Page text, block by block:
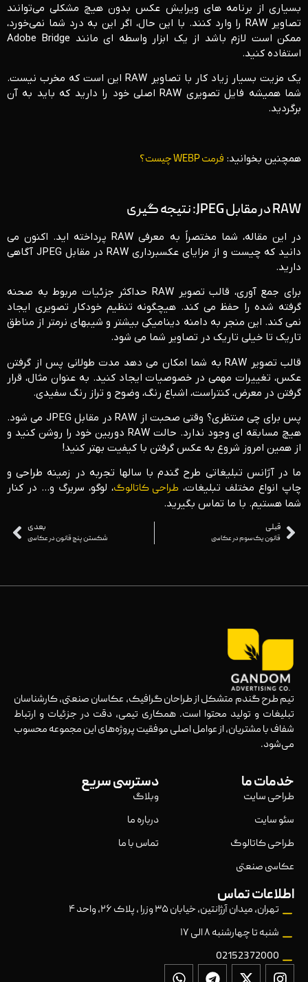
بسیاری از برنامه های ویرایش عکس بدون هیچ مشکلی می‌توانند
تصاویر RAW را وارد کنند. با این حال، اگر این به درد شما نمی‌خورد،
ممکن است لازم باشد از یک ابزار واسطه ای مانند Adobe Bridge
استفاده کنید.
یک مزیت بسیار زیاد کار با تصاویر RAW این است که مخرب نیست.
شما همیشه فایل تصویری RAW اصلی خود را دارید که باید به آن
برگردید.
همچنین بخوانید: فرمت WEBP چیست؟
RAW در مقابل JPEG: نتیجه گیری
در این مقاله، شما مختصراً به معرفی RAW پرداخته اید. اکنون می
دانید که چیست و از مزایای عکسبرداری RAW در مقابل JPEG آگاهی
دارید.
برای جمع آوری، قالب تصویر RAW حداکثر جزئیات مربوط به صحنه
گرفته شده را حفظ می کند. هیچگونه تنظیم خودکار تصویری ایجاد
نمی کند. این منجر به دامنه دینامیکی بیشتر و شیبهای نرمتر از مناطق
تاریک تا خیلی تاریک در تصاویر شما می شود.
قالب تصویر RAW به شما امکان می دهد مدت طولانی پس از گرفتن
عکس، تغییرات مهمی در خصوصیات ایجاد کنید. به عنوان مثال، قرار
گرفتن در معرض، کنتراست، اشباع رنگ، وضوح و تراز رنگ سفیدی.
پس برای چی منتظری؟ وقتی صحبت از RAW در مقابل JPEG می شود.
هیچ مسابقه ای وجود ندارد. حالت RAW دوربین خود را روشن کنید و
از همین امروز شروع به عکس گرفتن با کیفیت بهتر کنید!
ما در آژانس تبلیغاتی طرح گندم با سالها تجربه در زمینه طراحی و
چاپ انواع مختلف تبلیغات، طراحی کاتالوگ، لوگو، سربرگ و… در کنار
شما هستیم. با ما تماس بگیرید.
قبلی
قانون یک سوم در عکاسی
بعدی
شکستن پنج قانون در عکاسی
تیم طرح گندم متشکل از طراحان گرافیک، عکاسان صنعتی، کارشناسان
تبلیغات و تولید محتوا است. همکاری تیمی، دقت در جزئیات و ارتباط
شفاف با مشتریان، از عوامل اصلی موفقیت پروژه‌های این مجموعه محسوب
می‌شود.
خدمات ما
طراحی سایت
سئو سایت
طراحی کاتالوگ
عکاسی صنعتی
دسترسی سریع
وبلاگ
درباره ما
تماس با ما
اطلاعات تماس
تهران، میدان آرژانتین، خیابان ۳۵ وزرا ، پلاک ۲۶، واحد ۴
شنبه تا چهارشنبه ۸ الی ۱۷
02152372000